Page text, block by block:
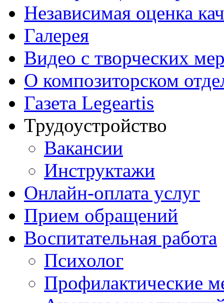
Независимая оценка
Галерея
Видео с творческих
О композиторском
Газета Legeartis
Трудоустройство
Вакансии
Инструктажи
Онлайн-оплата услуг
Прием обращений
Воспитательная работа
Психолог
Профилактические